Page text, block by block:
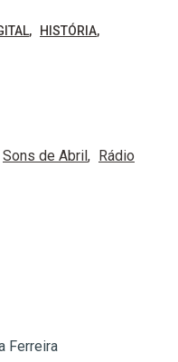
HISTÓRIA
Sons de Abril Rádio
Ferreira